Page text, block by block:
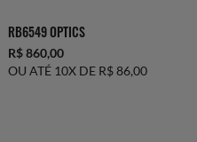
RB6549 OPTICS
R$ 860,00
OU ATÉ 10X DE R$ 86,00